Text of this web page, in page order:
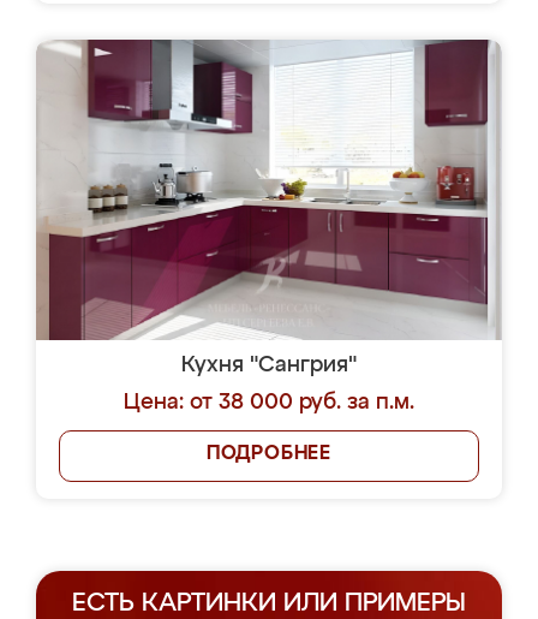
Кухня "Сангрия"
Цена: от 38 000 руб. за п.м.
ПОДРОБНЕЕ
ЕСТЬ КАРТИНКИ ИЛИ ПРИМЕРЫ